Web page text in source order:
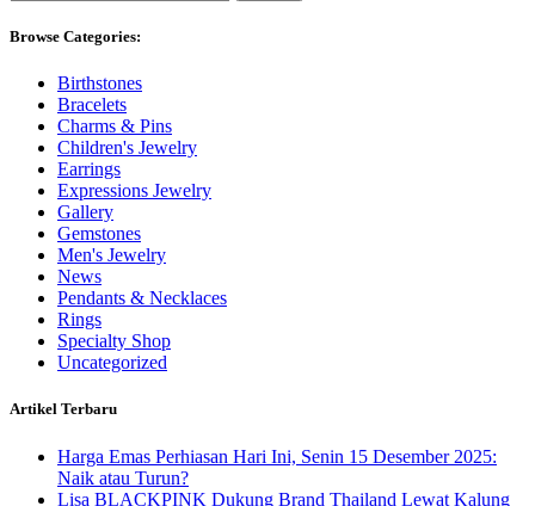
for:
Browse Categories:
Birthstones
Bracelets
Charms & Pins
Children's Jewelry
Earrings
Expressions Jewelry
Gallery
Gemstones
Men's Jewelry
News
Pendants & Necklaces
Rings
Specialty Shop
Uncategorized
Artikel Terbaru
Harga Emas Perhiasan Hari Ini, Senin 15 Desember 2025:
Naik atau Turun?
Lisa BLACKPINK Dukung Brand Thailand Lewat Kalung